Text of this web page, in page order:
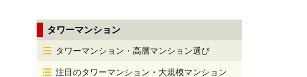
タワーマンション
タワーマンション・高層マンション選び
注目のタワーマンション・大規模マンション